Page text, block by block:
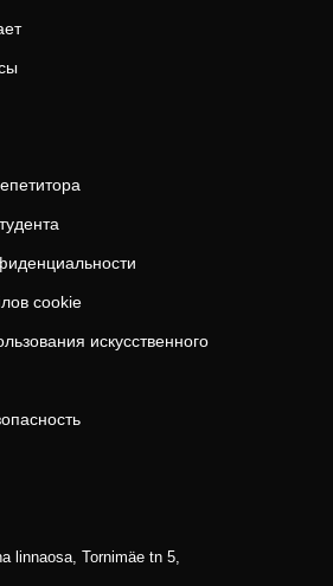
cookie
искусственного
linnaosa, Tornimäe tn 5,